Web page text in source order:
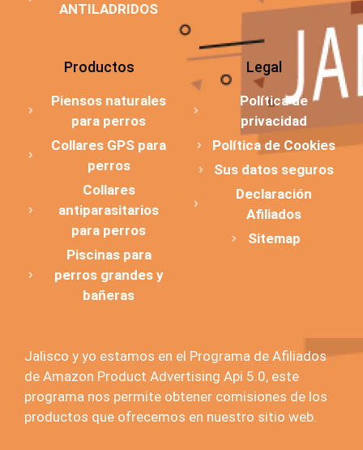
ANTILADRIDOS
Productos
Piensos naturales
para perros
Collares GPS para
perros
Collares
antiparasitarios
para perros
Piscinas para
perros grandes y
bañeras
Legal
Política de
privacidad
Política de Cookies
Sus datos seguros
Declaración
Afiliados
Sitemap
Jalisco y yo estamos en el Programa de Afiliados
de Amazon Product Advertising Api 5.0, este
programa nos permite obtener comisiones de los
productos que ofrecemos en nuestro sitio web.